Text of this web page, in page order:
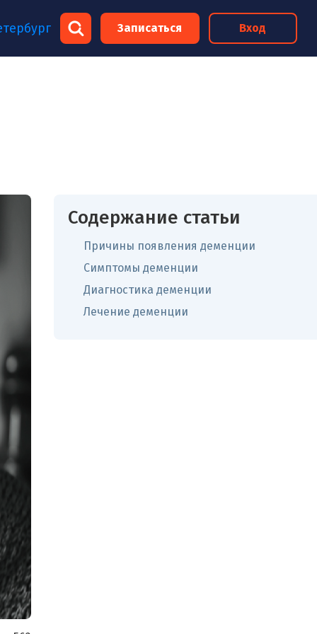
Записаться Вход
Содержание статьи
Причины появления деменции
Симптомы деменции
Диагностика деменции
Лечение деменции
×